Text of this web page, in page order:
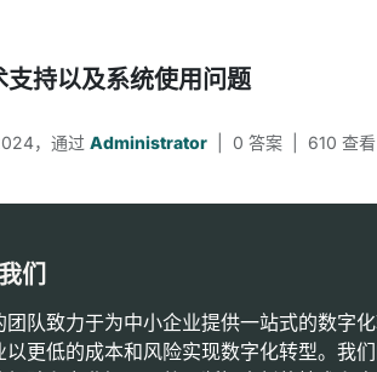
支持以及系统使用问题
，通过 Administrator 0 答案 610 查看
们
团队致力于为中小企业提供一站式的数字化
以更低的成本和风险实现数字化转型。我